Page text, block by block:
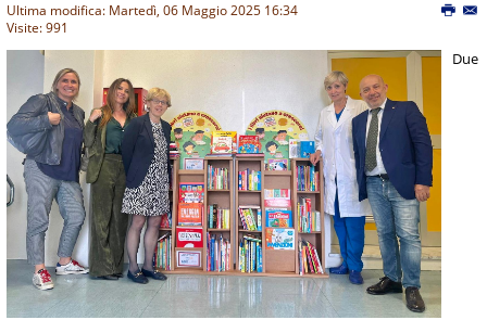
Ultima modifica: Martedì, 06 Maggio 2025 16:34
Visite: 991
Due